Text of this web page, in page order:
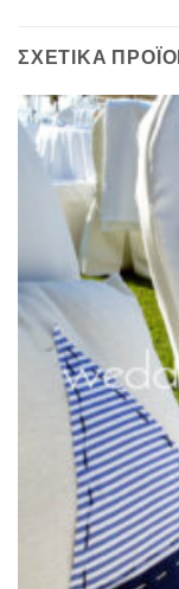
ΣΧΕΤΙΚΆ